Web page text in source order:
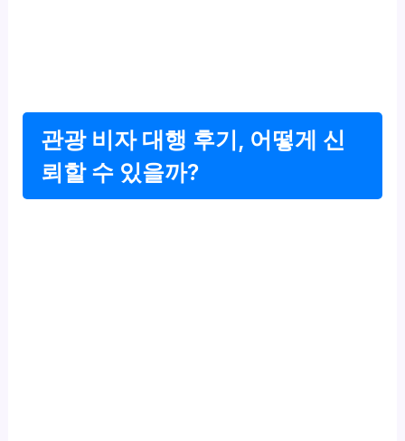
관광 비자 대행 후기, 어떻게 신
뢰할 수 있을까?